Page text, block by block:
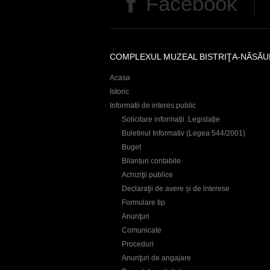
COMPLEXUL MUZEAL BISTRIŢA-
Acasa
Istoric
Informatii de interes public
Solicitare informații. Legislație
Buletinul Informativ (Legea 544/2001)
Buget
Bilanțuri contabile
Achiziţii publice
Declaraţii de avere și de interese
Formulare tip
Anunţuri
Comunicate
Proceduri
Anunţuri de angajare